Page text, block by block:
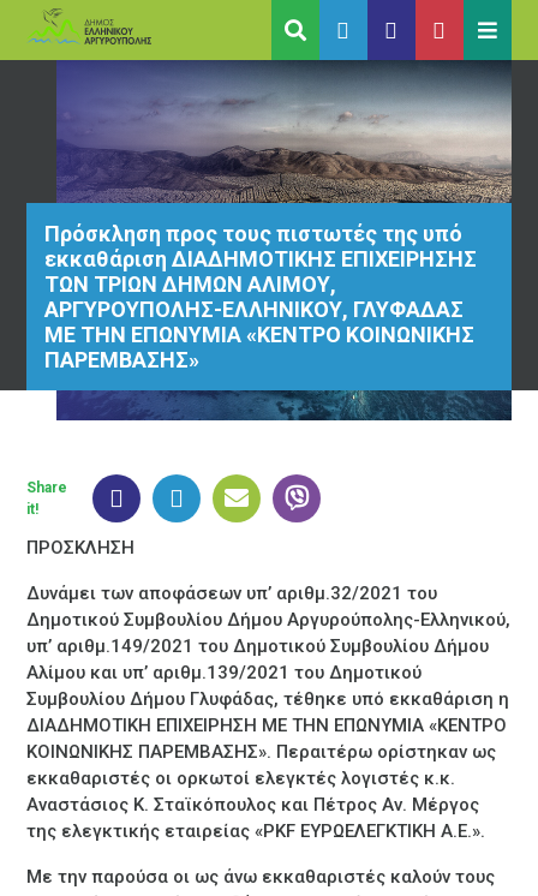
Πρόσκληση προς τους πιστωτές της υπό
εκκαθάριση ΔΙΑΔΗΜΟΤΙΚΗΣ ΕΠΙΧΕΙΡΗΣΗΣ
ΤΩΝ ΤΡΙΩΝ ΔΗΜΩΝ ΑΛΙΜΟΥ,
ΑΡΓΥΡΟΥΠΟΛΗΣ-ΕΛΛΗΝΙΚΟΥ, ΓΛΥΦΑΔΑΣ
ΜΕ ΤΗΝ ΕΠΩΝΥΜΙΑ «ΚΕΝΤΡΟ ΚΟΙΝΩΝΙΚΗΣ
ΠΑΡΕΜΒΑΣΗΣ»
ΠΡΟΣΚΛΗΣΗ
Δυνάμει των αποφάσεων υπ’ αριθμ.32/2021 του
Δημοτικού Συμβουλίου Δήμου Αργυρούπολης-Ελληνικού,
υπ’ αριθμ.149/2021 του Δημοτικού Συμβουλίου Δήμου
Αλίμου και υπ’ αριθμ.139/2021 του Δημοτικού
Συμβουλίου Δήμου Γλυφάδας, τέθηκε υπό εκκαθάριση η
ΔΙΑΔΗΜΟΤΙΚΗ ΕΠΙΧΕΙΡΗΣΗ ΜΕ ΤΗΝ ΕΠΩΝΥΜΙΑ «ΚΕΝΤΡΟ
ΚΟΙΝΩΝΙΚΗΣ ΠΑΡΕΜΒΑΣΗΣ». Περαιτέρω ορίστηκαν ως
εκκαθαριστές οι ορκωτοί ελεγκτές λογιστές κ.κ.
Αναστάσιος Κ. Σταϊκόπουλος και Πέτρος Αν. Μέργος
της ελεγκτικής εταιρείας «PKF ΕΥΡΩΕΛΕΓΚΤΙΚΗ Α.Ε.».
Με την παρούσα οι ως άνω εκκαθαριστές καλούν τους
Share
it!